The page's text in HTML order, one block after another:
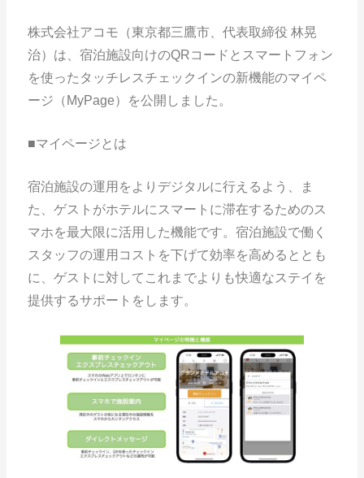
株式会社アコモ（東京都三鷹市、代表取締役 林晃
治）は、宿泊施設向けのQRコードとスマートフォン
を使ったタッチレスチェックインの新機能のマイペ
ージ（MyPage）を公開しました。
■マイページとは
宿泊施設の運用をよりデジタルに行えるよう、ま
た、ゲストがホテルにスマートに滞在するためのス
マホを最大限に活用した機能です。宿泊施設で働く
スタッフの運用コストを下げて効率を高めるととも
に、ゲストに対してこれまでよりも快適なステイを
提供するサポートをします。